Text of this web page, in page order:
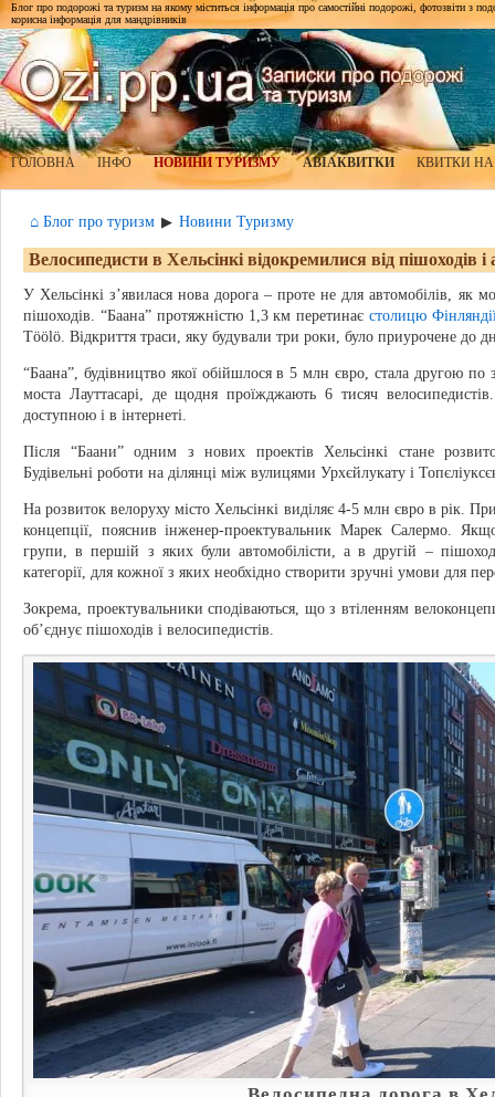
Блог про подорожі та туризм на якому міститься інформація про самостійні подорожі, фотозвіти з
корисна інформація для мандрівників
ГОЛОВНА ІНФО НОВИНИ ТУРИЗМУ АВІАКВИТКИ КВИТКИ
⌂ Блог про туризм ▶ Новини Туризму
Велосипедисти в Хельсінкі відокремилися від пішоходів
У Хельсінкі з’явилася нова дорога – проте не для автомобілів, як
пішоходів. “Баана” протяжністю 1,3 км перетинаєстолицю
Töölö. Відкриття траси, яку будували три роки, було приурочене до
“Баана”, будівництво якої обійшлося в 5 млн євро, стала другою по
моста Лауттасарі, де щодня проїжджають 6 тисяч
доступною і в інтернеті.
Після “Баани” одним з нових проектів Хельсінкі стане
Будівельні роботи на ділянці між вулицями Урхєйлукату і
На розвиток велоруху місто Хельсінкі виділяє 4-5 млн євро в рік.
концепції, пояснив інженер-проектувальник Марек Салермо.
групи, в першій з яких були автомобілісти, а в другій –
категорії, для кожної з яких необхідно створити зручні умови для
Зокрема, проектувальники сподіваються, що з втіленням
об’єднує пішоходів і велосипедистів.